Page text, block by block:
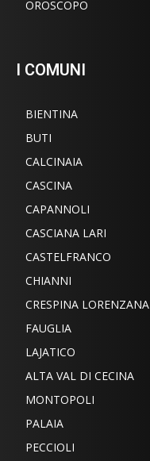
OROSCOPO
I COMUNI
BIENTINA
BUTI
CALCINAIA
CASCINA
CAPANNOLI
CASCIANA LARI
CASTELFRANCO
CHIANNI
CRESPINA LORENZANA
FAUGLIA
LAJATICO
ALTA VAL DI CECINA
MONTOPOLI
PALAIA
PECCIOLI